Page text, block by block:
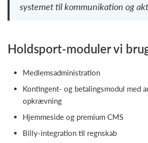
systemet til kommunikation og
Holdsport-moduler vi
Medlemsadministration
Kontingent- og betalingsmodul med
opkrævning
Hjemmeside og premium CMS
Billy-integration til regnskab